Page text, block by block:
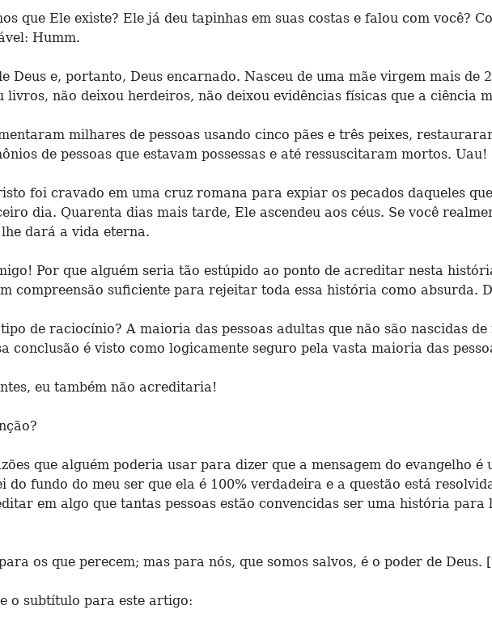
que Ele existe? Ele já deu tapinhas em suas costas e falou com você?
Humm.
Deus e, portanto, Deus encarnado. Nasceu de uma mãe virgem mais
livros, não deixou herdeiros, não deixou evidências físicas que a ciência
milhares de pessoas usando cinco pães e três peixes,
de pessoas que estavam possessas e até ressuscitaram mortos. Uau!
foi cravado em uma cruz romana para expiar os pecados daqueles
dia. Quarenta dias mais tarde, Ele ascendeu aos céus. Se você
dará a vida eterna.
Por que alguém seria tão estúpido ao ponto de acreditar nesta
compreensão suficiente para rejeitar toda essa história como absurda.
de raciocínio? A maioria das pessoas adultas que não são nascidas
conclusão é visto como logicamente seguro pela vasta maioria das
eu também não acreditaria!
que alguém poderia usar para dizer que a mensagem do evangelho
do fundo do meu ser que ela é 100% verdadeira e a questão está
em algo que tantas pessoas estão convencidas ser uma história
os que perecem; mas para nós, que somos salvos, é o poder de
o subtítulo para este artigo: